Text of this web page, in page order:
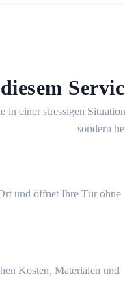
in einer stressigen
sondern
und öffnet Ihre Tür ohne
Kosten, Materialen und